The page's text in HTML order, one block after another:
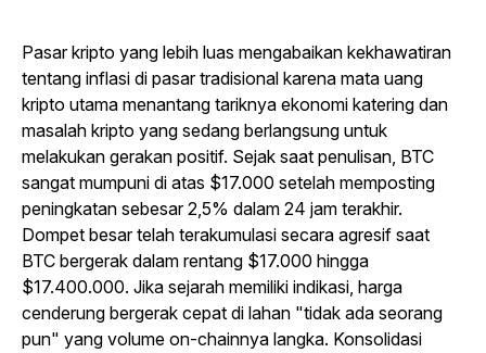
Pasar kripto yang lebih luas mengabaikan kekhawatiran
tentang inflasi di pasar tradisional karena mata uang
kripto utama menantang tariknya ekonomi katering dan
masalah kripto yang sedang berlangsung untuk
melakukan gerakan positif. Sejak saat penulisan, BTC
sangat mumpuni di atas $17.000 setelah memposting
peningkatan sebesar 2,5% dalam 24 jam terakhir.
Dompet besar telah terakumulasi secara agresif saat
BTC bergerak dalam rentang $17.000 hingga
$17.400.000. Jika sejarah memiliki indikasi, harga
cenderung bergerak cepat di lahan "tidak ada seorang
pun" yang volume on-chainnya langka. Konsolidasi